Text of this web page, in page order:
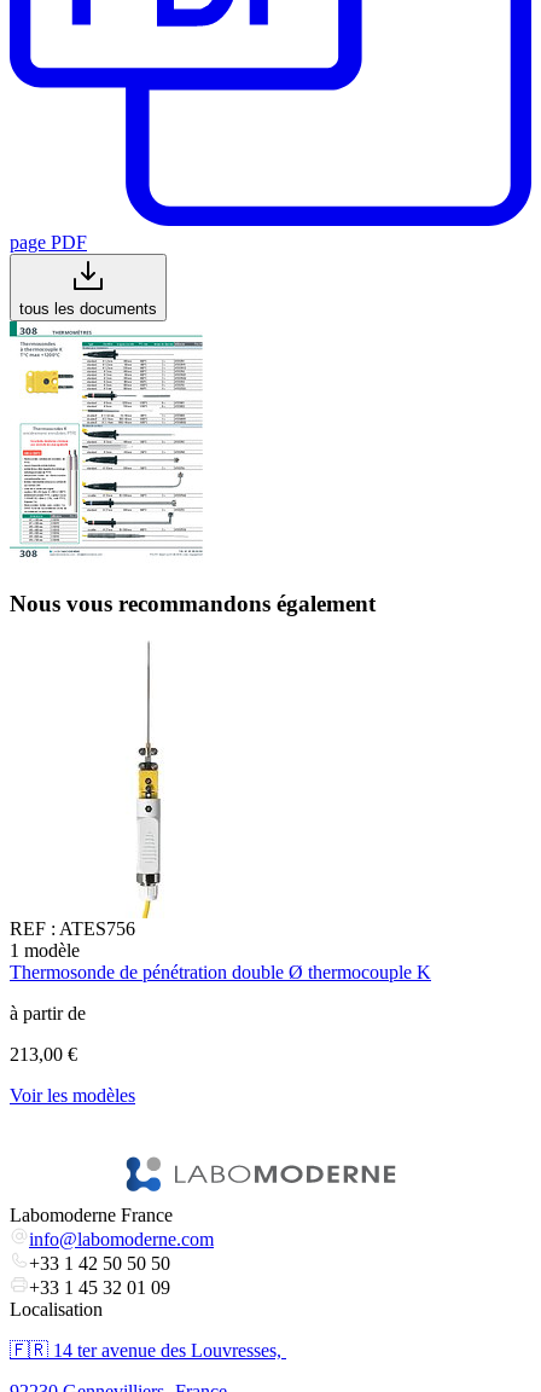
page PDF
tous les documents
Nous vous recommandons également
REF : ATES756
1 modèle
Thermosonde de pénétration double Ø thermocouple K
à partir de
213,00 €
Voir les modèles
Labomoderne France
info@labomoderne.com
+33 1 42 50 50 50
+33 1 45 32 01 09
Localisation
🇫🇷 ​14 ter avenue des Louvresses,